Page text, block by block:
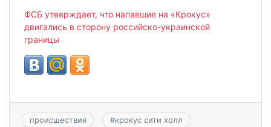
ФСБ утверждает, что напавшие на «Крокус»
двигались в сторону российско-украинской
границы
происшествия #крокус сити холл